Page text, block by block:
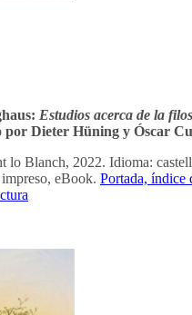
Estudios acerca de la
por Dieter Hüning y Óscar
lo Blanch, 2022. Idioma:
eBook. Portada, índice